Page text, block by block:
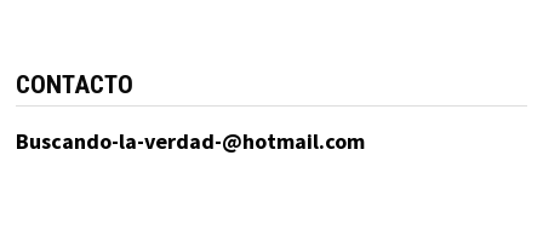
CONTACTO
Buscando-la-verdad-@hotmail.com